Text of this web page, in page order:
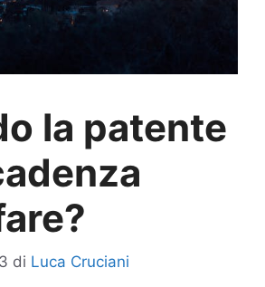
la patente
di Luca Cruciani